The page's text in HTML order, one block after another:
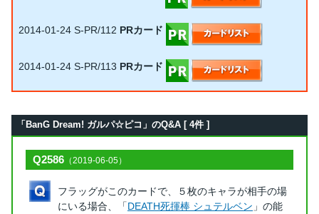
2014-01-24 S-PR/112 PRカード
2014-01-24 S-PR/113 PRカード
「BanG Dream! ガルパ☆ピコ」のQ&A [ 4件 ]
Q2586 （2019-06-05）
フラッグがこのカードで、５枚のキャラが相手の場
にいる場合、「DEATH死揮棒 シュテルベン 」の能